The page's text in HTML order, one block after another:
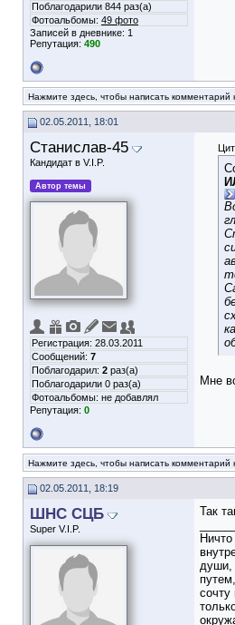
Поблагодарили 844 раз(а)
Фотоальбомы: 49 фото
Записей в дневнике: 1
Репутация: 490
Нажмите здесь, чтобы написать комментарий
02.05.2011, 18:01
Станислав-45
Кандидат в V.I.P.
Автор темы
Регистрация: 28.03.2011
Сообщений: 7
Поблагодарил: 2 раз(а)
Поблагодарили 0 раз(а)
Фотоальбомы: не добавлял
Репутация: 0
Мне
Нажмите здесь, чтобы написать комментарий
02.05.2011, 18:19
ШНС СЦБ
Super V.I.P.
Так
души,